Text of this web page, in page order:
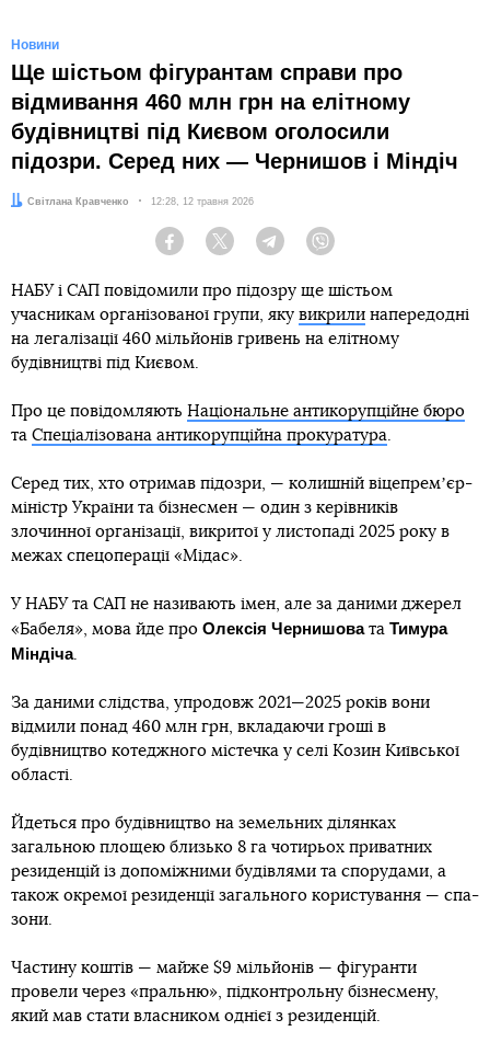
Новини
Ще шістьом фігурантам справи про
відмивання 460 млн грн на елітному
будівництві під Києвом оголосили
підозри. Серед них — Чернишов і Міндіч
Автор:
Світлана Кравченко Дата:
12:28, 12 травня 2026
Facebook Twitter Telegram
НАБУ і САП повідомили про підозру ще шістьом
учасникам організованої групи, яку викрили напередодні
на легалізації 460 мільйонів гривень на елітному
будівництві під Києвом.
Про це повідомляють Національне антикорупційне бюро
та Спеціалізована антикорупційна прокуратура
Серед тих, хто отримав підозри, — колишній віцепремʼєр-
міністр України та бізнесмен — один з керівників
злочинної організації, викритої у листопаді 2025 року в
межах спецоперації «Мідас».
У НАБУ та САП не називають імен, але за даними джерел
«Бабеля», мова йде про Олексія Чернишовата Тимура
Міндіча.
За даними слідства, упродовж 2021—2025 років вони
відмили понад 460 млн грн, вкладаючи гроші в
будівництво котеджного містечка у селі Козин Київської
області.
Йдеться про будівництво на земельних ділянках
загальною площею близько 8 га чотирьох приватних
резиденцій із допоміжними будівлями та спорудами, а
також окремої резиденції загального користування — спа-
зони.
Частину коштів — майже $9 мільйонів — фігуранти
провели через «пральню», підконтрольну бізнесмену,
який мав стати власником однієї з резиденцій.